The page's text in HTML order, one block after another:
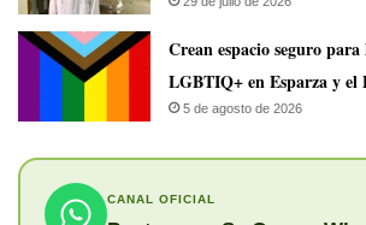
Crean espacio seguro
LGBTIQ+ en Esparza y el
5 de agosto de 2026
CANAL OFICIAL